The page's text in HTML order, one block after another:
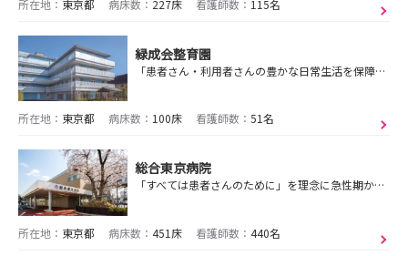
所在地： 東京都 病床数： 227床 看護師数： 115名
緑成会整育園
「患者さん・利用者さんの豊かな日常生活を保障し、医療チームが支える。」
所在地： 東京都 病床数： 100床 看護師数： 51名
総合東京病院
「すべては患者さんのために」を理念に急性期から回復期、退院後の生活まで一気通貫した医療・福祉サービスを提供する地域密着型病院です！!
所在地： 東京都 病床数： 451床 看護師数： 440名